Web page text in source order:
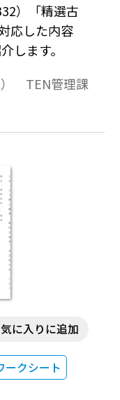
）「精選古
応した内容
します。
） TEN管理課
ークシート
に入りに追加